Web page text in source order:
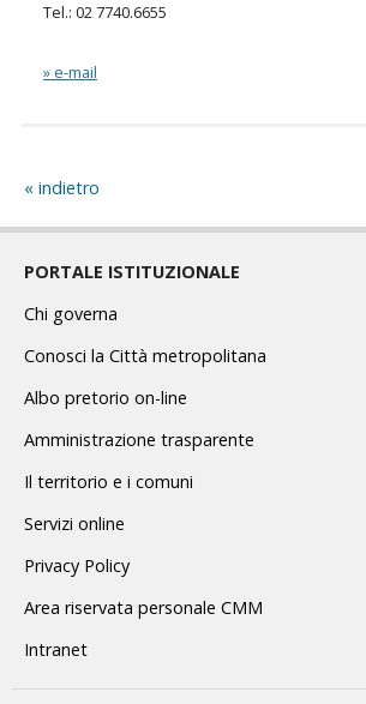
Tel.: 02 7740.6655
» e-mail
indietro
PORTALE ISTITUZIONALE
Chi governa
Conosci la Città metropolitana
Albo pretorio on-line
Amministrazione trasparente
Il territorio e i comuni
Servizi online
Privacy Policy
Area riservata personale CMM
Intranet